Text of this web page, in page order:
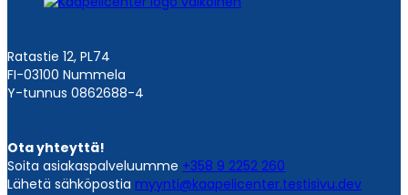
Ratastie 12, PL74
FI-03100 Nummela
Y-tunnus 0862688-4
Ota yhteyttä!
Soita asiakaspalveluumme +358 9 2252 260
Lähetä sähköpostia myynti@kaapelicenter.testisivu.dev